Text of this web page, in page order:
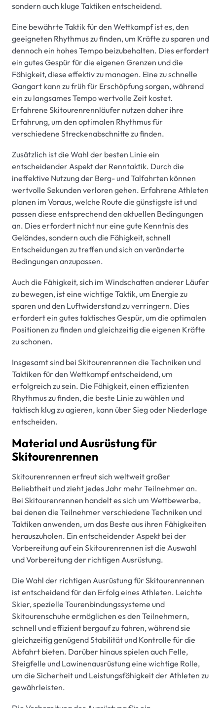
sondern auch kluge Taktiken entscheidend.
Eine bewährte Taktik für den Wettkampf ist es, den
geeigneten Rhythmus zu finden, um Kräfte zu sparen und
dennoch ein hohes Tempo beizubehalten. Dies erfordert
ein gutes Gespür für die eigenen Grenzen und die
Fähigkeit, diese effektiv zu managen. Eine zu schnelle
Gangart kann zu früh für Erschöpfung sorgen, während
ein zu langsames Tempo wertvolle Zeit kostet.
Erfahrene Skitourenrennläufer nutzen daher ihre
Erfahrung, um den optimalen Rhythmus für
verschiedene Streckenabschnitte zu finden.
Zusätzlich ist die Wahl der besten Linie ein
entscheidender Aspekt der Renntaktik. Durch die
ineffektive Nutzung der Berg- und Talfahrten können
wertvolle Sekunden verloren gehen. Erfahrene Athleten
planen im Voraus, welche Route die günstigste ist und
passen diese entsprechend den aktuellen Bedingungen
an. Dies erfordert nicht nur eine gute Kenntnis des
Geländes, sondern auch die Fähigkeit, schnell
Entscheidungen zu treffen und sich an veränderte
Bedingungen anzupassen.
Auch die Fähigkeit, sich im Windschatten anderer Läufer
zu bewegen, ist eine wichtige Taktik, um Energie zu
sparen und den Luftwiderstand zu verringern. Dies
erfordert ein gutes taktisches Gespür, um die optimalen
Positionen zu finden und gleichzeitig die eigenen Kräfte
zu schonen.
Insgesamt sind bei Skitourenrennen die Techniken und
Taktiken für den Wettkampf entscheidend, um
erfolgreich zu sein. Die Fähigkeit, einen effizienten
Rhythmus zu finden, die beste Linie zu wählen und
taktisch klug zu agieren, kann über Sieg oder Niederlage
entscheiden.
Material und Ausrüstung für
Skitourenrennen
Skitourenrennen erfreut sich weltweit großer
Beliebtheit und zieht jedes Jahr mehr Teilnehmer an.
Bei Skitourenrennen handelt es sich um Wettbewerbe,
bei denen die Teilnehmer verschiedene Techniken und
Taktiken anwenden, um das Beste aus ihren Fähigkeiten
herauszuholen. Ein entscheidender Aspekt bei der
Vorbereitung auf ein Skitourenrennen ist die Auswahl
und Vorbereitung der richtigen Ausrüstung.
Die Wahl der richtigen Ausrüstung für Skitourenrennen
ist entscheidend für den Erfolg eines Athleten. Leichte
Skier, spezielle Tourenbindungssysteme und
Skitourenschuhe ermöglichen es den Teilnehmern,
schnell und effizient bergauf zu fahren, während sie
gleichzeitig genügend Stabilität und Kontrolle für die
Abfahrt bieten. Darüber hinaus spielen auch Felle,
Steigfelle und Lawinenausrüstung eine wichtige Rolle,
um die Sicherheit und Leistungsfähigkeit der Athleten zu
gewährleisten.